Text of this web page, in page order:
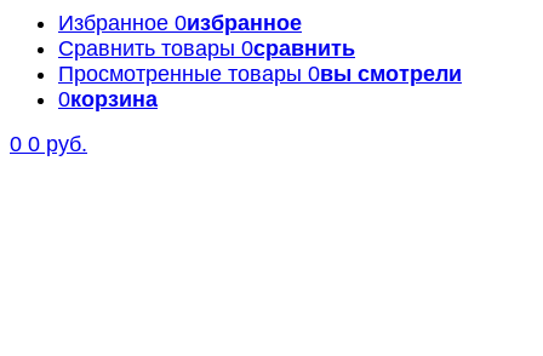
Избранное 0избранное
Сравнить товары 0сравнить
Просмотренные товары 0вы смотрели
0корзина
0 0 руб.